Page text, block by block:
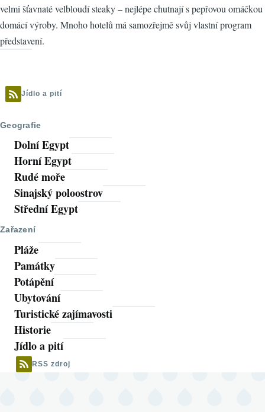
velmi šťavnaté velbloudí steaky – nejlépe chutnají s pepřovou omáčkou
domácí výroby. Mnoho hotelů má samozřejmě svůj vlastní program
představení.
Jídlo a pití
Geografie
Dolní Egypt
Horní Egypt
Rudé moře
Sinajský poloostrov
Střední Egypt
Zařazení
Pláže
Památky
Potápění
Ubytování
Turistické zajímavosti
Historie
Jídlo a pití
RSS zdroj